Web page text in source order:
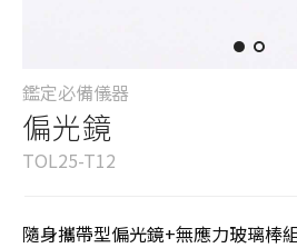
鑑定必備儀器
偏光鏡
TOL25-T12
隨身攜帶型偏光鏡+無應力玻璃棒